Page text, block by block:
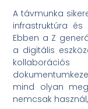
A távmunka
infrastruktúra
Ebben a Z
a digitális
mind olyan
nemcsak